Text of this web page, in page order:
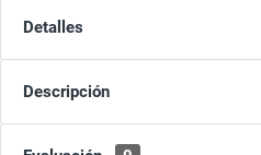
Detalles
Descripción